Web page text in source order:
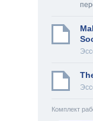
Комплект